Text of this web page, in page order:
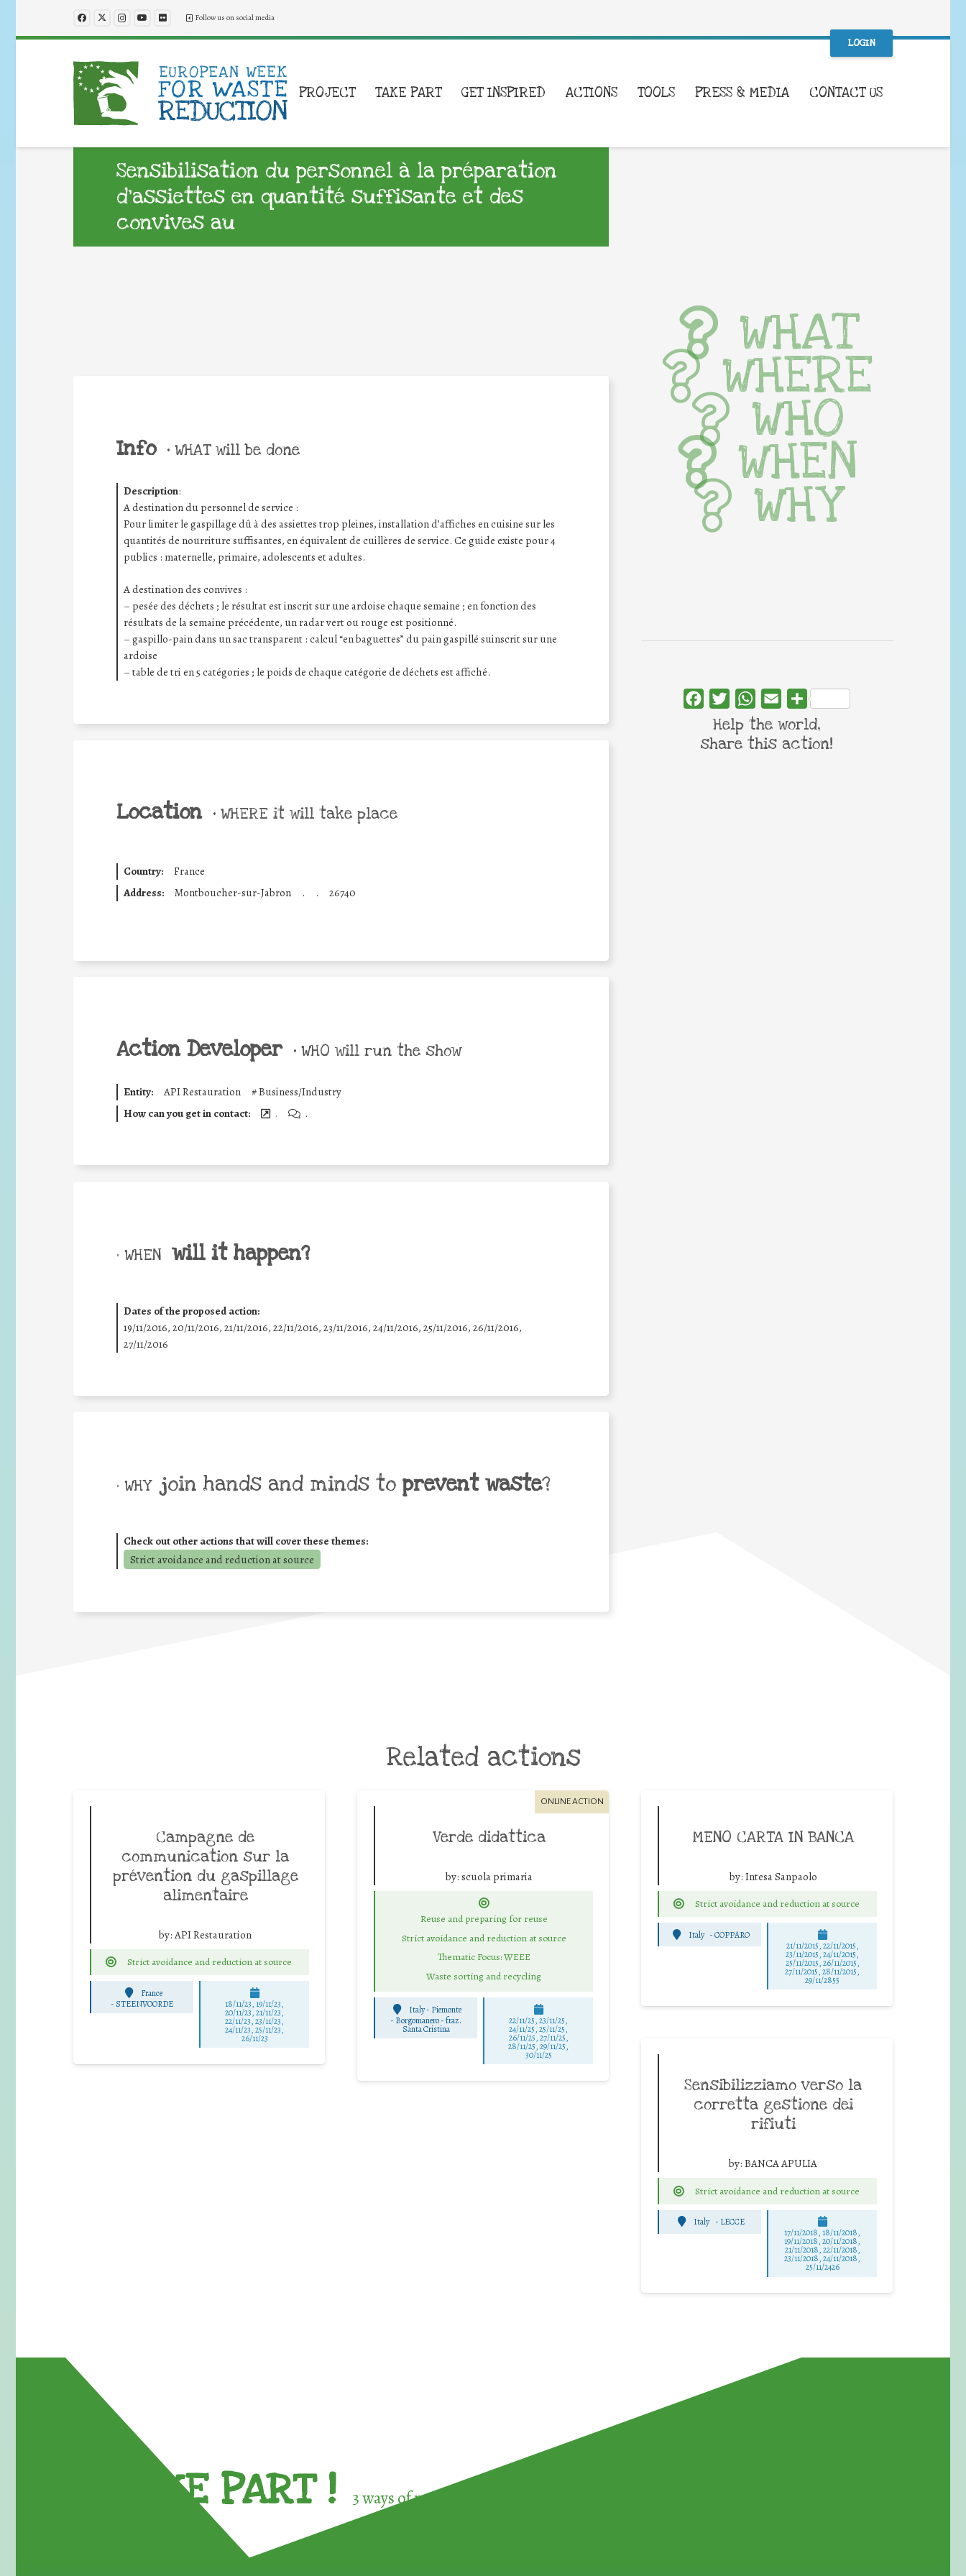
Follow us on social media
LOGIN
PROJECT TAKE PART GET INSPIRED ACTIONS TOOLS PRESS & MEDIA CONTACT US
Sensibilisation du personnel à la préparation
d’assiettes en quantité suffisante et des
convives au
Info • WHAT will be done
Description:
A destination du personnel de service :
Pour limiter le gaspillage dû à des assiettes trop pleines, installation d’affiches en cuisine sur les
quantités de nourriture suffisantes, en équivalent de cuillères de service. Ce guide existe pour 4
publics : maternelle, primaire, adolescents et adultes.
A destination des convives :
– pesée des déchets ; le résultat est inscrit sur une ardoise chaque semaine ; en fonction des
résultats de la semaine précédente, un radar vert ou rouge est positionné.
– gaspillo-pain dans un sac transparent : calcul “en baguettes” du pain gaspillé suinscrit sur une
ardoise
– table de tri en 5 catégories ; le poids de chaque catégorie de déchets est affiché.
Location • WHERE it will take place
Country:
France
Address:
Montboucher-sur-Jabron . . 26740
Action Developer • WHO will run the show
Entity: API Restauration #Business/Industry
How can you get in contact:
. .
• WHEN will it happen?
Dates of the proposed action:
19/11/2016, 20/11/2016, 21/11/2016, 22/11/2016, 23/11/2016, 24/11/2016, 25/11/2016, 26/11/2016,
27/11/2016
• WHY join hands and minds to prevent waste?
Check out other actions that will cover these themes:
Strict avoidance and reduction at source
WHAT
WHERE
WHO
WHEN
WHY
FacebookTwitterWhatsApp
Email Share
Help the world,
share this action!
Related actions
Campagne de
communication sur la
prévention du gaspillage
alimentaire
by:API Restauration
Strict avoidance and reduction at source
France
- STEENVOORDE 18/11/23, 19/11/23,
20/11/23, 21/11/23,
22/11/23, 23/11/23,
24/11/23, 25/11/23,
26/11/23
ONLINE ACTION
Verde didattica
by: scuola primaria
Reuse and preparing for reuse
Strict avoidance and reduction at source
Thematic Focus: WEEE
Waste sorting and recycling
Italy - Piemonte
- Borgomanero - fraz.
Santa Cristina
22/11/25,23/11/25,
24/11/25,25/11/25,
26/11/25,27/11/25,
28/11/25,29/11/25,
30/11/25
MENO CARTA IN BANCA
by: Intesa Sanpaolo
Strict avoidance and reduction at source
Italy -COPPARO
21/11/2015, 22/11/2015,
23/11/2015, 24/11/2015,
25/11/2015, 26/11/2015,
27/11/2015, 28/11/2015,
29/11/2855
Sensibilizziamo verso la
corretta gestione dei
rifiuti
by: BANCA APULIA
Strict avoidance and reduction at source
Italy - LECCE
17/11/2018, 18/11/2018,
19/11/2018, 20/11/2018,
21/11/2018, 22/11/2018,
23/11/2018, 24/11/2018,
25/11/2426
TAKE PART ! 3 ways of participating in the